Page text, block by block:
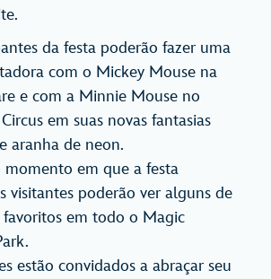
da festa poderão fazer uma
com o Mickey Mouse na
e com a Minnie Mouse no
em suas novas fantasias
aranha de neon.
em que a festa
visitantes poderão ver alguns de
favoritos em todo o Magic
estão convidados a abraçar seu